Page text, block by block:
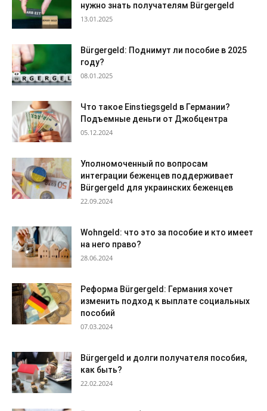
нужно знать получателям Bürgergeld
13.01.2025
Bürgergeld: Поднимут ли пособие в 2025
году?
08.01.2025
Что такое Einstiegsgeld в Германии?
Подъемные деньги от Джобцентра
05.12.2024
Уполномоченный по вопросам
интеграции беженцев поддерживает
Bürgergeld для украинских беженцев
22.09.2024
Wohngeld: что это за пособие и кто имеет
на него право?
28.06.2024
Реформа Bürgergeld: Германия хочет
изменить подход к выплате социальных
пособий
07.03.2024
Bürgergeld и долги получателя пособия,
как быть?
22.02.2024